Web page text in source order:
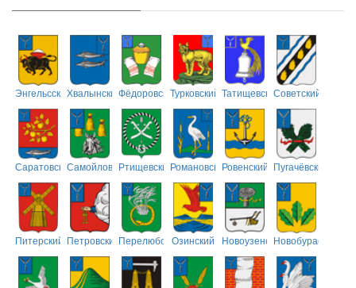
ЭнгельсскийХвалынскийФёдоровскийТурковский ТатищевскийСоветский
СаратовскийСамойловскийРтищевскийРомановскийРовенский Пугачёвский
Питерский ПетровскийПерелюбскийОзинский НовоузенскийНовобурасский